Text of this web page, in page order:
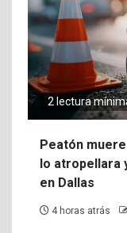
2 lectura
Peatón
lo atropellara
en Dallas
4 horas atrás